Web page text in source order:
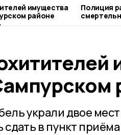
имущества
районе
Полиция
украли двое
в пункт